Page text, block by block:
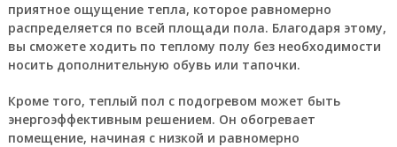
приятное ощущение тепла, которое равномерно
распределяется по всей площади пола. Благодаря этому,
вы сможете ходить по теплому полу без необходимости
носить дополнительную обувь или тапочки.
Кроме того, теплый пол с подогревом может быть
энергоэффективным решением. Он обогревает
помещение, начиная с низкой и равномерно